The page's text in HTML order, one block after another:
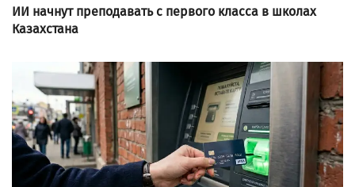
ИИ начнут преподавать с первого класса в школах
Казахстана